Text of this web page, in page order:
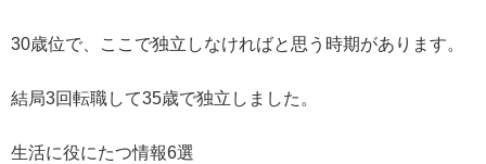
30歳位で、ここで独立しなければと思う時期があります。
結局3回転職して35歳で独立しました。
生活に役にたつ情報6選